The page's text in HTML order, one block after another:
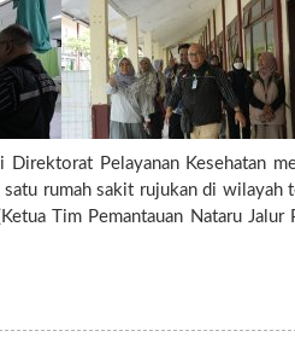
Pelayanan Kesehatan
satu rumah sakit rujukan di wilayah
Tim Pemantauan Nataru Jalur
oleh Dinas Kesehatan
PP KB) Kota Madiun. Tim ini
gawat darurat, ruang rawat